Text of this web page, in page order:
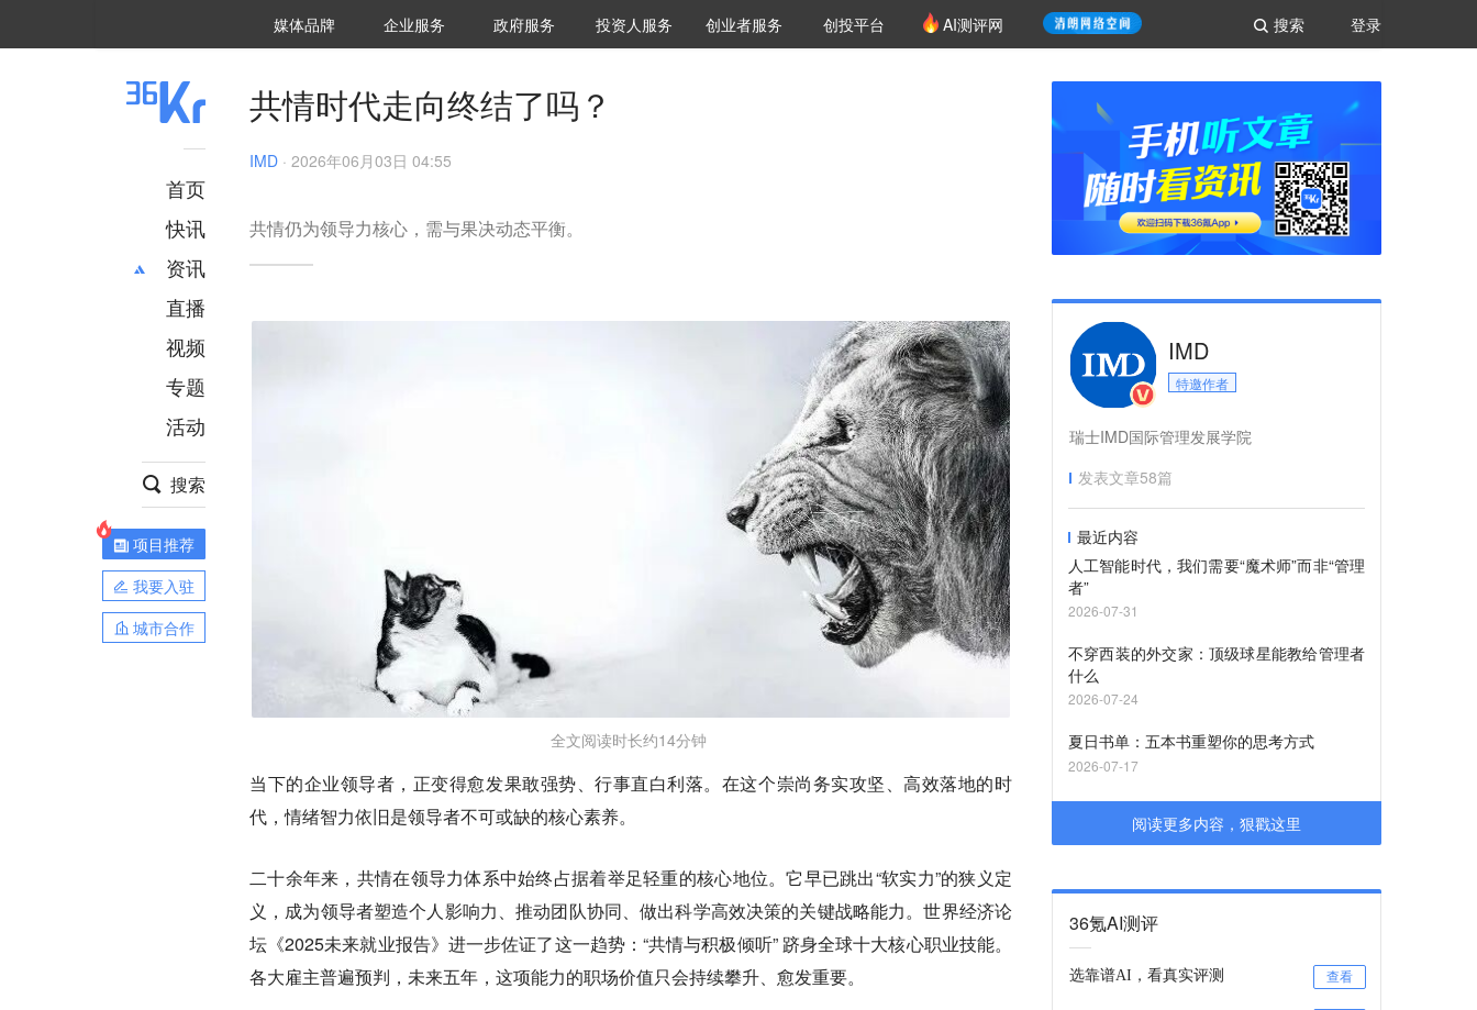
登录
搜索
媒体品牌 36Kr研究院
企业服务 城市之窗
政府服务 VClub投资机构库
投资机构职位推介
投资人服务 创投氪堂
创业者服务 创投平台 AI测评网
首页
快讯
资讯
推荐
财经
项目推荐
安徽
直播
视频
专题
活动
搜索
项目推荐
我要入驻
城市合作
共情时代走向终结了吗？
IMD · 2026年06月03日 04:55
共情仍为领导力核心，需与果决动态平衡。
全文阅读时长约14分钟
当下的企业领导者，正变得愈发果敢强势、行事直白利落。在这个崇尚务实攻坚、高效落地的时
代，情绪智力依旧是领导者不可或缺的核心素养。
二十余年来，共情在领导力体系中始终占据着举足轻重的核心地位。它早已跳出“软实力”的狭义定
义，成为领导者塑造个人影响力、推动团队协同、做出科学高效决策的关键战略能力。世界经济论
坛《2025未来就业报告》进一步佐证了这一趋势：“共情与积极倾听” 跻身全球十大核心职业技能。
各大雇主普遍预判，未来五年，这项能力的职场价值只会持续攀升、愈发重要。
IMD
特邀作者
瑞士IMD国际管理发展学院
发表文章58篇
最近内容
人工智能时代，我们需要“魔术师”而非“管理
者”
2026-07-31
不穿西装的外交家：顶级球星能教给管理者
什么
2026-07-24
夏日书单：五本书重塑你的思考方式
2026-07-17
阅读更多内容，狠戳这里
36氪AI测评
选靠谱AI，看真实评测 查看